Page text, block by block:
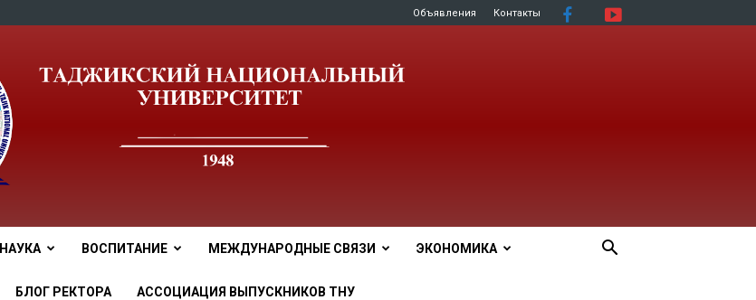
Объявления Контакты
tnu
НАУКА ВОСПИТАНИЕ МЕЖДУНАРОДНЫЕ СВЯЗИ ЭКОНОМИКА
БЛОГ РЕКТОРА АССОЦИАЦИЯ ВЫПУСКНИКОВ ТНУ